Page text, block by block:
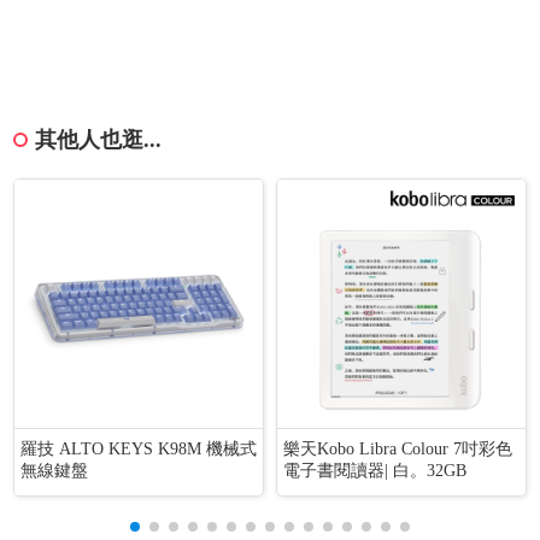
其他人也逛...
羅技 ALTO KEYS K98M 機械式
無線鍵盤
樂天Kobo Libra Colour 7吋彩色
電子書閱讀器| 白。32GB